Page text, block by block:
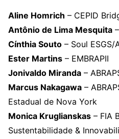
Aline Homrich – CEPID
Antônio de Lima Mesquita
Cínthia Souto – Soul ESGS/
Ester Martins – EMBRAPII
Jonivaldo Miranda –
Marcus Nakagawa –
Estadual de Nova York
Monica Kruglianskas – FIA
Sustentabilidade &